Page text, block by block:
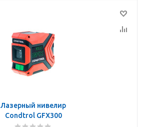
Лазерный нивелир
Condtrol GFX300